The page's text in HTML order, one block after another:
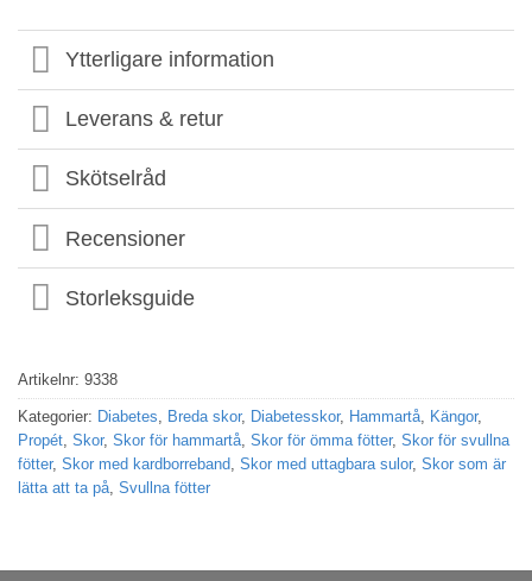
Ytterligare information
Leverans & retur
Skötselråd
Recensioner
Storleksguide
Artikelnr: 9338
Kategorier: Diabetes, Breda skor, Diabetesskor, Hammartå, Kängor,
Propét, Skor, Skor för hammartå, Skor för ömma fötter, Skor för svullna
fötter, Skor med kardborreband, Skor med uttagbara sulor, Skor som är
lätta att ta på, Svullna fötter